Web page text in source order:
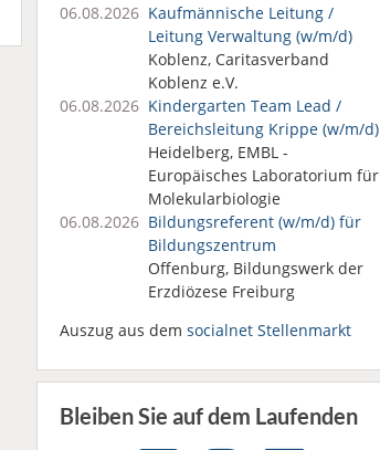
06.08.2026 Kaufmännische Leitung /
Leitung Verwaltung (w/m/d)
Koblenz, Caritasverband
Koblenz e.V.
06.08.2026 Kindergarten Team Lead /
Bereichsleitung Krippe (w/m/d)
Heidelberg, EMBL -
Europäisches Laboratorium für
Molekularbiologie
06.08.2026 Bildungsreferent (w/m/d) für
Bildungszentrum
Offenburg, Bildungswerk der
Erzdiözese Freiburg
Auszug aus dem socialnet Stellenmarkt
Bleiben Sie auf dem Laufenden